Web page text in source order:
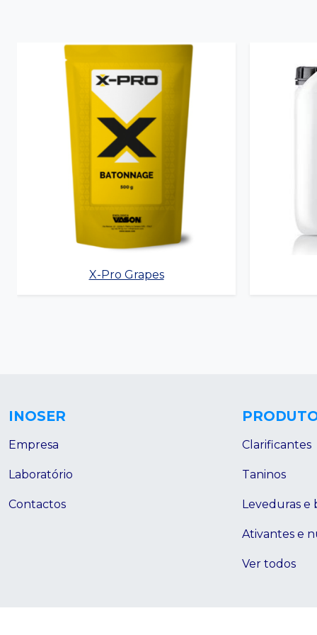
X-Pro Grapes
INOSER
Empresa
Laboratório
Contactos
Clarificantes
Taninos
Leveduras e
Ativantes e
Ver todos